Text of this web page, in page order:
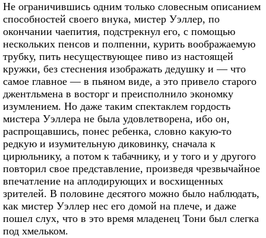
Не ограничившись одним только словесным описанием
способностей своего внука, мистер Уэллер, по
окончании чаепития, подстрекнул его, с помощью
нескольких пенсов и полпенни, курить воображаемую
трубку, пить несуществующее пиво из настоящей
кружки, без стеснения изображать дедушку и — что
самое главное — в пьяном виде, а это привело старого
джентльмена в восторг и преисполнило экономку
изумлением. Но даже таким спектаклем гордость
мистера Уэллера не была удовлетворена, ибо он,
распрощавшись, понес ребенка, словно какую-то
редкую и изумительную диковинку, сначала к
цирюльнику, а потом к табачнику, и у того и у другого
повторил свое представление, произведя чрезвычайное
впечатление на аплодирующих и восхищенных
зрителей. В половине десятого можно было наблюдать,
как мистер Уэллер нес его домой на плече, и даже
пошел слух, что в это время младенец Тони был слегка
под хмельком.